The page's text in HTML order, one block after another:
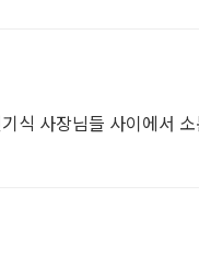
식 사장님들 사이에서